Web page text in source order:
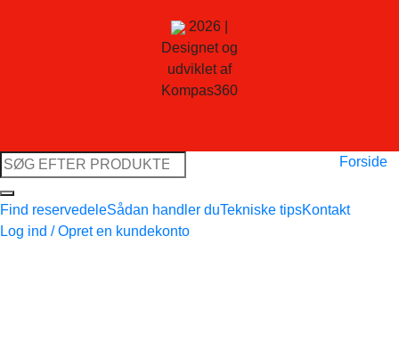
2026 |
Designet og
udviklet af
Kompas360
Søg
efter:
Forside
Find reservedeleSådan handler duTekniske tipsKontakt
Log ind / Opret en kundekonto